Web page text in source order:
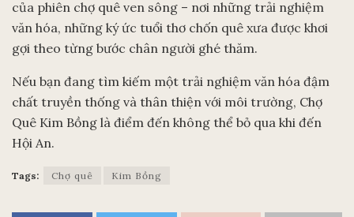
của phiên chợ quê ven sông – nơi những trải nghiệm
văn hóa, những ký ức tuổi thơ chốn quê xưa được khơi
gợi theo từng bước chân người ghé thăm.
Nếu bạn đang tìm kiếm một trải nghiệm văn hóa đậm
chất truyền thống và thân thiện với môi trường, Chợ
Quê Kim Bồng là điểm đến không thể bỏ qua khi đến
Hội An.
Tags: Chợ quê Kim Bồng